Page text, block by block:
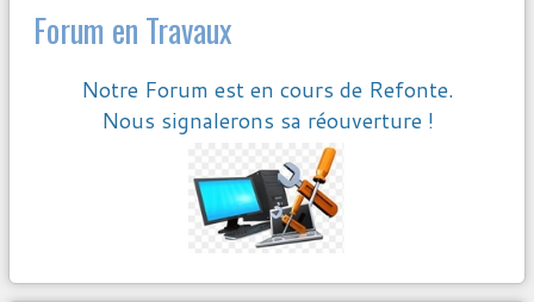
Forum en Travaux
Notre Forum est en cours de Refonte.
Nous signalerons sa réouverture !